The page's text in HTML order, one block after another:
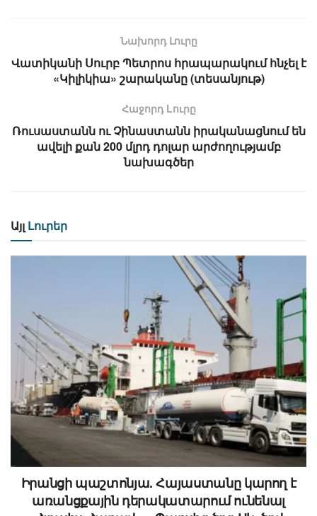
Նախորդ Լուրը
Վատիկանի Սուրբ Պետրոս հրապարակում հնչել է
«Կիլիկիա» շարականը (տեսանյութ)
Հաջորդ Lուրը
Ռուսաստանն ու Չինաստանն իրականացնում են
ավելի քան 200 մլրդ դոլար արժողությամբ
նախագծեր
Այլ Լուրեր
Իրանցի պաշտոնյա. Հայաստանը կարող է
առանցքային դերակատարում ունենալ